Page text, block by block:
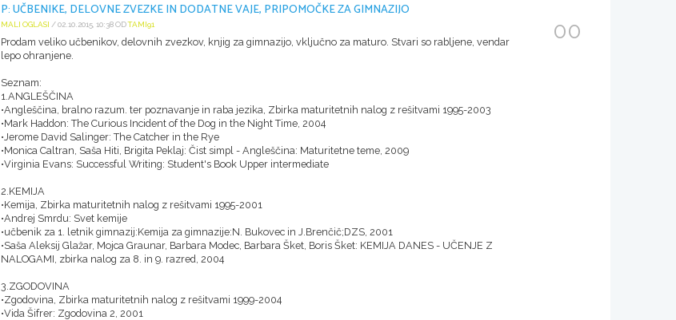
P: UČBENIKE, DELOVNE ZVEZKE IN DODATNE VAJE, PRIPOMOČKE ZA GIMNAZIJO
MALI OGLASI / 02.10.2015, 10:38 ODTAMI91
Prodam veliko učbenikov, delovnih zvezkov, knjig za gimnazijo, vključno za maturo. Stvari so rabljene, vendar
lepo ohranjene.
Seznam:
1.ANGLEŠČINA
•Angleščina, bralno razum. ter poznavanje in raba jezika, Zbirka maturitetnih nalog z rešitvami 1995-2003
•Mark Haddon: The Curious Incident of the Dog in the Night Time, 2004
•Jerome David Salinger: The Catcher in the Rye
•Monica Caltran, Saša Hiti, Brigita Peklaj: Čist simpl - Angleščina: Maturitetne teme, 2009
•Virginia Evans: Successful Writing: Student's Book Upper intermediate
2.KEMIJA
•Kemija, Zbirka maturitetnih nalog z rešitvami 1995-2001
•Andrej Smrdu: Svet kemije
•učbenik za 1. letnik gimnazij:Kemija za gimnazije:N. Bukovec in J.Brenčič;DZS, 2001
•Saša Aleksij Glažar, Mojca Graunar, Barbara Modec, Barbara Šket, Boris Šket: KEMIJA DANES - UČENJE Z
NALOGAMI, zbirka nalog za 8. in 9. razred, 2004
3.ZGODOVINA
•Zgodovina, Zbirka maturitetnih nalog z rešitvami 1999-2004
•Vida Šifrer: Zgodovina 2, 2001
00